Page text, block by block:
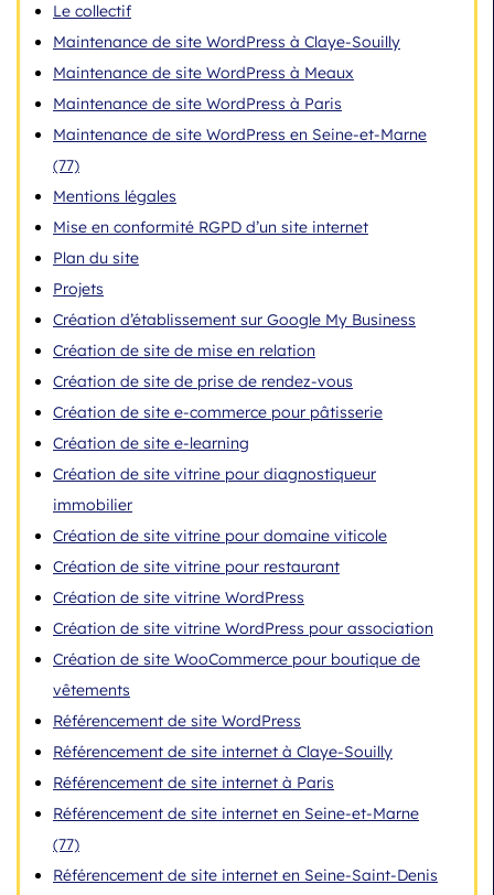
Le collectif
Maintenance de site WordPress à Claye-Souilly
Maintenance de site WordPress à Meaux
Maintenance de site WordPress à Paris
Maintenance de site WordPress en Seine-et-Marne
(77)
Mentions légales
Mise en conformité RGPD d’un site internet
Plan du site
Projets
Création d’établissement sur Google My Business
Création de site de mise en relation
Création de site de prise de rendez-vous
Création de site e-commerce pour pâtisserie
Création de site e-learning
Création de site vitrine pour diagnostiqueur
immobilier
Création de site vitrine pour domaine viticole
Création de site vitrine pour restaurant
Création de site vitrine WordPress
Création de site vitrine WordPress pour association
Création de site WooCommerce pour boutique de
vêtements
Référencement de site WordPress
Référencement de site internet à Claye-Souilly
Référencement de site internet à Paris
Référencement de site internet en Seine-et-Marne
(77)
Référencement de site internet en Seine-Saint-Denis